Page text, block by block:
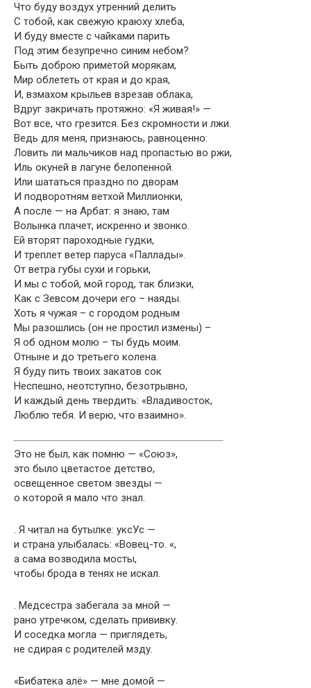
Что буду воздух утренний делить
С тобой, как свежую краюху хлеба,
И буду вместе с чайками парить
Под этим безупречно синим небом?
Быть доброю приметой морякам,
Мир облететь от края и до края,
И, взмахом крыльев взрезав облака,
Вдруг закричать протяжно: «Я живая!» —
Вот все, что грезится. Без скромности и лжи.
Ведь для меня, признаюсь, равноценно:
Ловить ли мальчиков над пропастью во ржи,
Иль окуней в лагуне белопенной.
Или шататься праздно по дворам
И подворотням ветхой Миллионки,
А после — на Арбат: я знаю, там
Волынка плачет, искренно и звонко.
Ей вторят пароходные гудки,
И треплет ветер паруса «Паллады».
От ветра губы сухи и горьки,
И мы с тобой, мой город, так близки,
Как с Зевсом дочери его – наяды.
Хоть я чужая – с городом родным
Мы разошлись (он не простил измены) –
Я об одном молю – ты будь моим.
Отныне и до третьего колена.
Я буду пить твоих закатов сок
Неспешно, неотступно, безотрывно,
И каждый день твердить: «Владивосток,
Люблю тебя. И верю, что взаимно».
Это не был, как помню — «Союз»,
это было цветастое детство,
освещенное светом звезды —
о которой я мало что знал.
. Я читал на бутылке: уксУс —
и страна улыбалась: «Вовец-то. «,
а сама возводила мосты,
чтобы брода в тенях не искал.
. Медсестра забегала за мной —
рано утречком, сделать прививку.
И соседка могла — приглядеть,
не сдирая с родителей мзду.
«Бибатека алё» — мне домой —